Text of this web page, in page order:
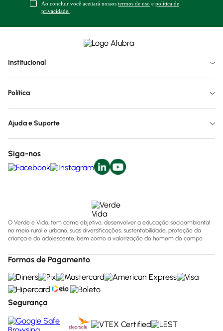
Ao concluir você aceitará nossos termos de uso e política de
privacidade.
Institucional
Política
Ajuda e Suporte
Siga-nos
O Verde é Vida, tem como objetivo, desenvolver a educação socioambiental
no meio rural e urbano, suas diversificações, sustentabilidade, proteção da
criança e do adolescente, bem como a valorização do homem do campo.
Formas de Pagamento
Segurança